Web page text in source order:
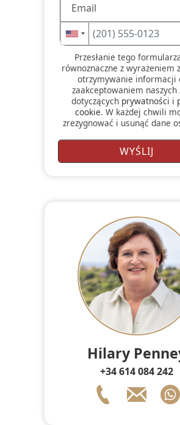
Przesłanie tego formularza jest
równoznaczne z wyrażeniem
otrzymywanie informacji
zaakceptowaniem naszych
dotyczących prywatności i
cookie. W każdej chwili
zrezygnować i usunąć dane
Hilary
+34 614 084 242